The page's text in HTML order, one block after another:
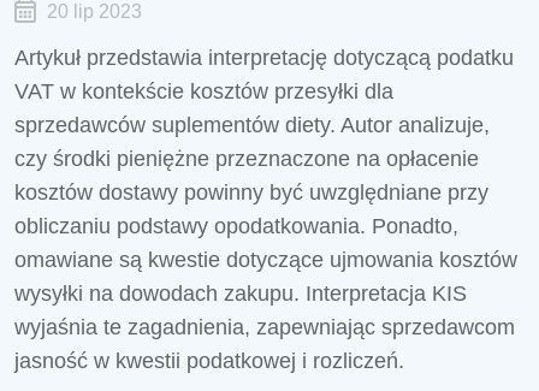
20 lip 2023
Artykuł przedstawia interpretację dotyczącą podatku
VAT w kontekście kosztów przesyłki dla
sprzedawców suplementów diety. Autor analizuje,
czy środki pieniężne przeznaczone na opłacenie
kosztów dostawy powinny być uwzględniane przy
obliczaniu podstawy opodatkowania. Ponadto,
omawiane są kwestie dotyczące ujmowania kosztów
wysyłki na dowodach zakupu. Interpretacja KIS
wyjaśnia te zagadnienia, zapewniając sprzedawcom
jasność w kwestii podatkowej i rozliczeń.